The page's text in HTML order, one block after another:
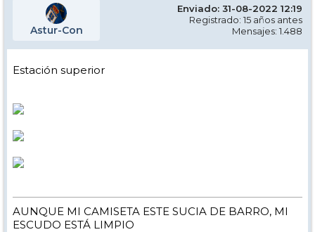
Astur-Con
Enviado: 31-08-2022 12:19
Registrado: 15 años antes
Mensajes: 1.488
Estación superior
AUNQUE MI CAMISETA ESTE SUCIA DE BARRO, MI
ESCUDO ESTÁ LIMPIO